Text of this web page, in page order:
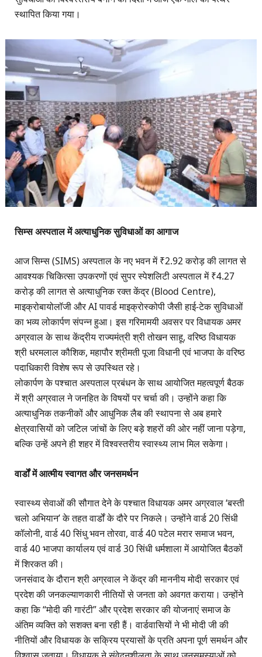
स्थापित किया गया।
सिम्स अस्पताल में अत्याधुनिक सुविधाओं का आगाज
आज सिम्स (SIMS) अस्पताल के नए भवन में ₹2.92 करोड़ की लागत से
आवश्यक चिकित्सा उपकरणों एवं सुपर स्पेशलिटी अस्पताल में ₹4.27
करोड़ की लागत से अत्याधुनिक रक्त केंद्र (Blood Centre),
माइक्रोबायोलॉजी और AI पावर्ड माइक्रोस्कोपी जैसी हाई-टेक सुविधाओं
का भव्य लोकार्पण संपन्न हुआ। इस गरिमामयी अवसर पर विधायक अमर
अग्रवाल के साथ केंद्रीय राज्यमंत्री श्री तोखन साहू, वरिष्ठ विधायक
श्री धरमलाल कौशिक, महापौर श्रीमती पूजा विधानी एवं भाजपा के वरिष्ठ
पदाधिकारी विशेष रूप से उपस्थित रहे।
लोकार्पण के पश्चात अस्पताल प्रबंधन के साथ आयोजित महत्वपूर्ण बैठक
में श्री अग्रवाल ने जनहित के विषयों पर चर्चा की। उन्होंने कहा कि
अत्याधुनिक तकनीकों और आधुनिक लैब की स्थापना से अब हमारे
क्षेत्रवासियों को जटिल जांचों के लिए बड़े शहरों की ओर नहीं जाना पड़ेगा,
बल्कि उन्हें अपने ही शहर में विश्वस्तरीय स्वास्थ्य लाभ मिल सकेगा।
वार्डों में आत्मीय स्वागत और जनसमर्थन
स्वास्थ्य सेवाओं की सौगात देने के पश्चात विधायक अमर अग्रवाल ‘बस्ती
चलो अभियान’ के तहत वार्डों के दौरे पर निकले। उन्होंने वार्ड 20 सिंधी
कॉलोनी, वार्ड 40 सिंधु भवन तोरवा, वार्ड 40 पटेल मरार समाज भवन,
वार्ड 40 भाजपा कार्यालय एवं वार्ड 30 सिंधी धर्मशाला में आयोजित बैठकों
में शिरकत की।
जनसंवाद के दौरान श्री अग्रवाल ने केंद्र की माननीय मोदी सरकार एवं
प्रदेश की जनकल्याणकारी नीतियों से जनता को अवगत कराया। उन्होंने
कहा कि “मोदी की गारंटी” और प्रदेश सरकार की योजनाएं समाज के
अंतिम व्यक्ति को सशक्त बना रही हैं। वार्डवासियों ने भी मोदी जी की
नीतियों और विधायक के सक्रिय प्रयासों के प्रति अपना पूर्ण समर्थन और